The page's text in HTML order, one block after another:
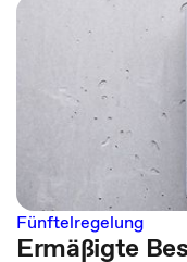
Fünftelregelung
Ermäßigte